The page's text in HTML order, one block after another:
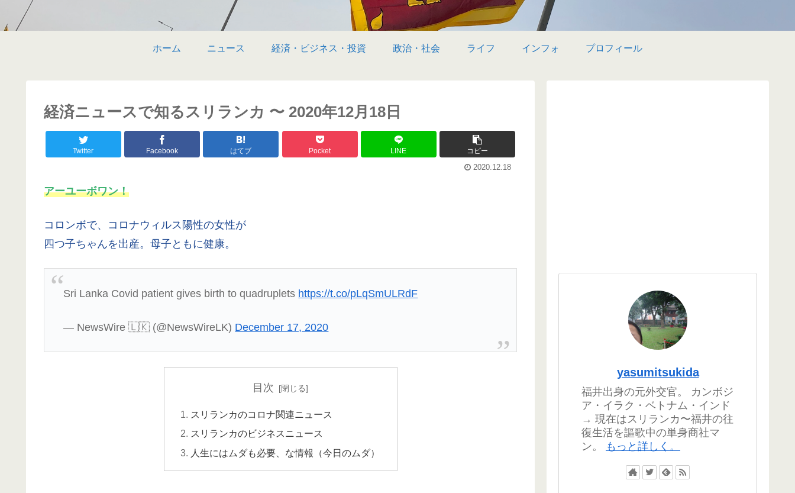
ホーム ニュース 経済・ビジネス・投資 政治・社会 ライフ インフォ プロフィール
経済ニュースで知るスリランカ 〜 2020年12月18日
Twitter Facebook はてブ Pocket LINE コピー
2020.12.18
アーユーボワン！
コロンボで、コロナウィルス陽性の女性が
四つ子ちゃんを出産。母子ともに健康。
Sri Lanka Covid patient gives birth to quadruplets https://t.co/pLqSmULRdF
— NewsWire 🇱🇰 (@NewsWireLK) December 17, 2020
目次
スリランカのコロナ関連ニュース
スリランカのビジネスニュース
人生にはムダも必要、な情報（今日のムダ）
yasumitsukida
福井出身の元外交官。 カンボジ
ア・イラク・ベトナム・インド
→ 現在はスリランカ〜福井の往
復生活を謳歌中の単身商社マ
ン。
もっと詳しく。